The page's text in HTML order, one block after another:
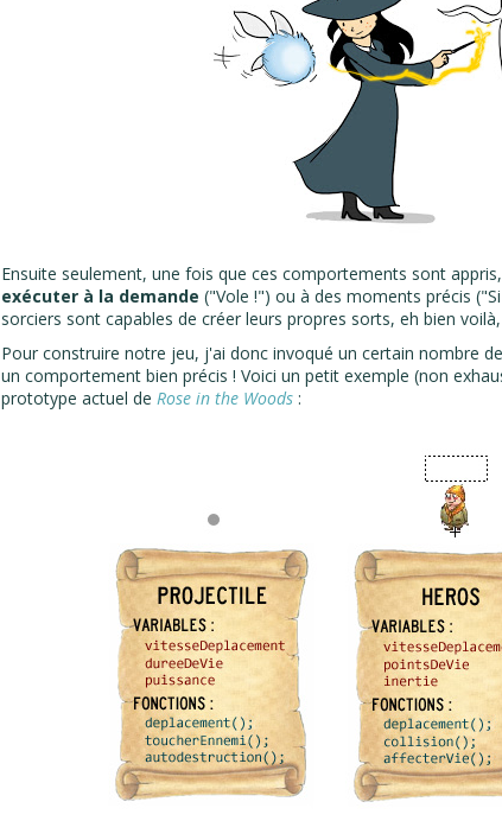
Ensuite seulement, une fois que ces comportements sont
exécuter à la demande ("Vole !") ou à des moments précis
sorciers sont capables de créer leurs propres sorts, eh bien
Pour construire notre jeu, j'ai donc invoqué un certain nombre
un comportement bien précis ! Voici un petit exemple (non
prototype actuel de Rose in the Woods: